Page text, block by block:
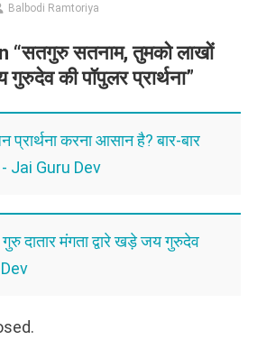
Balbodi Ramtoriya
“सतगुरु सतनाम, तुमको लाखों
गुरुदेव की पॉपुलर प्रार्थना”
प्रार्थना करना आसान है? बार-बार
- Jai Guru Dev
गुरु दातार मंगता द्वारे खड़े जय गुरुदेव
Dev